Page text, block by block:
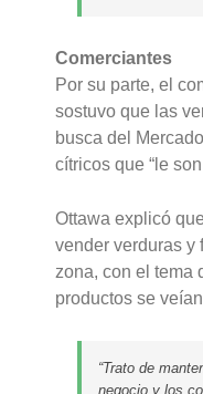
Comerciantes
Por su parte, el
sostuvo que las
busca del
cítricos que “le
Ottawa explicó
vender verduras y
zona, con el tema
productos se
“Trato de
negocio y los